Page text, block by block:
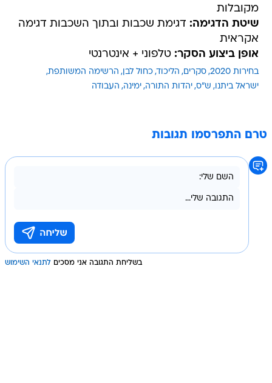
מקובלות
שיטת הדגימה: דגימת שכבות ובתוך השכבות דגימה
אקראית
אופן ביצוע הסקר: טלפוני + אינטרנטי
בחירות 2020 סקרים הליכוד כחול לבן הרשימה המשותפת
ישראל ביתנו ש"ס יהדות התורה ימינה העבודה
טרם התפרסמו תגובות
בשליחת התגובה אני מסכים לתנאי השימוש